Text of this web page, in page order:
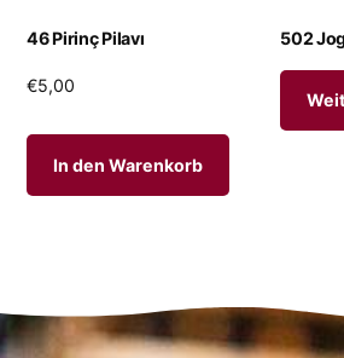
46 Pirinç Pilavı
€5,00
In den Warenkorb
502